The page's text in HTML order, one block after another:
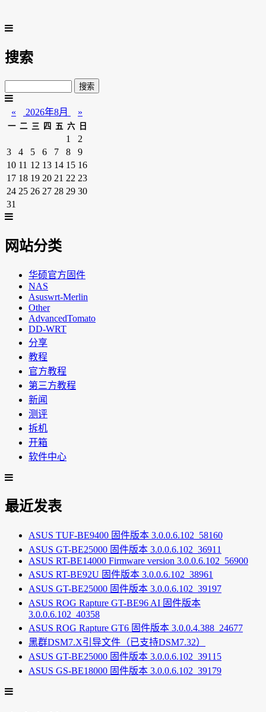
搜索
« 2026年8月 »
一 二 三 四 五 六 日
1
2
3
4 5 6 7 8
9
10 11 12 13 14 15 16
17 18 19 20 21 22 23
24 25 26 27 28 29 30
31
网站分类
华硕官方固件
NAS
Asuswrt-Merlin
Other
AdvancedTomato
DD-WRT
分享
教程
官方教程
第三方教程
新闻
测评
拆机
开箱
软件中心
最近发表
ASUS TUF-BE9400 固件版本 3.0.0.6.102_58160
ASUS GT-BE25000 固件版本 3.0.0.6.102_36911
ASUS RT-BE14000 Firmware version 3.0.0.6.102_56900
ASUS RT-BE92U 固件版本 3.0.0.6.102_38961
ASUS GT-BE25000 固件版本 3.0.0.6.102_39197
ASUS ROG Rapture GT-BE96 AI 固件版本
3.0.0.6.102_40358
ASUS ROG Rapture GT6 固件版本 3.0.0.4.388_24677
黑群DSM7.X引导文件（已支持DSM7.32）
ASUS GT-BE25000 固件版本 3.0.0.6.102_39115
ASUS GS-BE18000 固件版本 3.0.0.6.102_39179